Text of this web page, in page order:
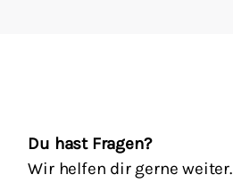
Du hast Fragen?
Wir helfen dir gerne weiter.